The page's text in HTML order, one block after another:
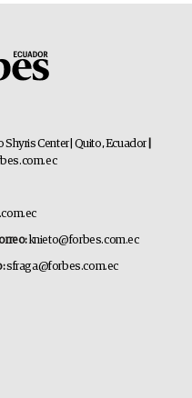
Shyris Center | Quito, Ecuador
knieto@forbes.com.ec
sfraga@forbes.com.ec